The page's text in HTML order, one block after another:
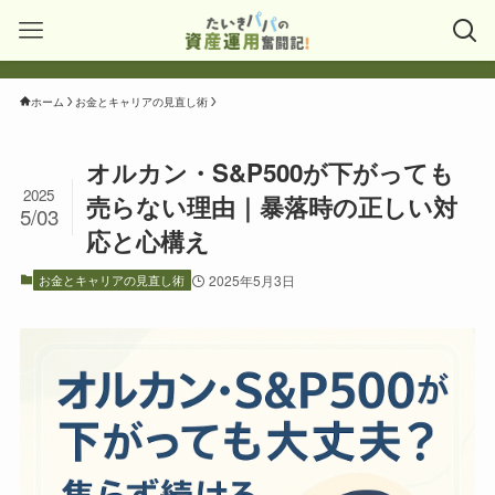
ホーム お金とキャリアの見直し術
オルカン・S&P500が下がっても
売らない理由｜暴落時の正しい対
応と心構え
2025
5/03
お金とキャリアの見直し術 2025年5月3日